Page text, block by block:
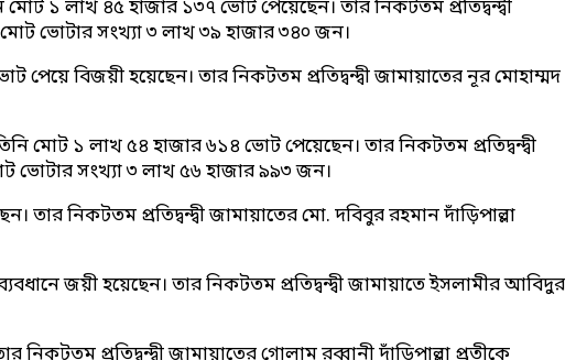
১ লাখ ৪৫ হাজার ১৩৭ ভোট পেয়েছেন। তার নিকটতম প্রতিদ্বন্দ্বী
ভোটার সংখ্যা ৩ লাখ ৩৯ হাজার ৩৪০ জন।
বিজয়ী হয়েছেন। তার নিকটতম প্রতিদ্বন্দ্বী জামায়াতের নূর মোহাম্মদ
মোট ১ লাখ ৫৪ হাজার ৬১৪ ভোট পেয়েছেন। তার নিকটতম প্রতিদ্বন্দ্বী
ভোটার সংখ্যা ৩ লাখ ৫৬ হাজার ৯৯৩ জন।
নিকটতম প্রতিদ্বন্দ্বী জামায়াতের মো. দবিবুর রহমান দাঁড়িপাল্লা
জয়ী হয়েছেন। তার নিকটতম প্রতিদ্বন্দ্বী জামায়াতে ইসলামীর আবিদুর
প্রতিদ্বন্দ্বী জামায়াতের গোলাম রব্বানী দাঁড়িপাল্লা প্রতীকে